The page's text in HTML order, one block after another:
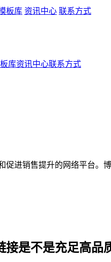
板库 资讯中心 联系方式
库资讯中心联系方式
进销售提升的网络平台。
接是不是充足高品